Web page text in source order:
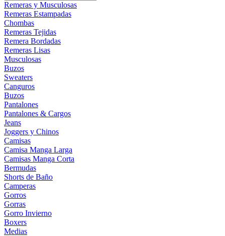
Remeras y Musculosas
Remeras Estampadas
Chombas
Remeras Tejidas
Remera Bordadas
Remeras Lisas
Musculosas
Buzos
Sweaters
Canguros
Buzos
Pantalones
Pantalones & Cargos
Jeans
Joggers y Chinos
Camisas
Camisa Manga Larga
Camisas Manga Corta
Bermudas
Shorts de Baño
Camperas
Gorros
Gorras
Gorro Invierno
Boxers
Medias